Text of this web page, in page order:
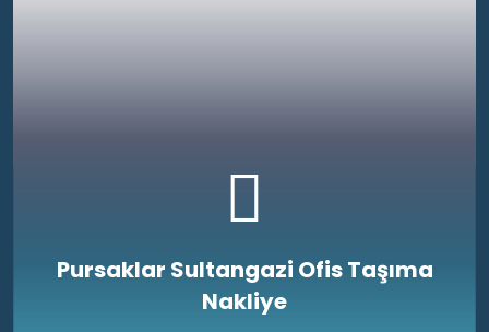
Pursaklar Sultangazi Ofis Taşıma
Nakliye